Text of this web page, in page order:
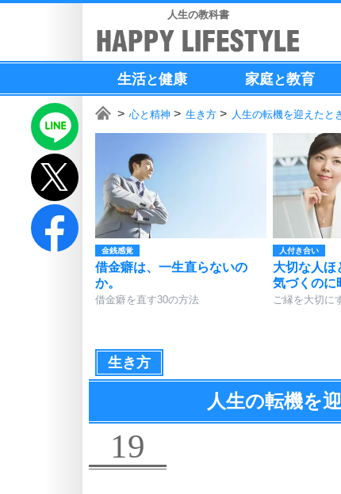
人生の教科書
生活と健康 家庭と教育
心と精神 生き方 人生の転機を迎えたと
金銭感覚
借金癖は、一生直らないの
か。
借金癖を直す30の方法
人付き合い
大切な人ほ
気づくのに
ご縁を大切に
生き方
人生の転機を
19